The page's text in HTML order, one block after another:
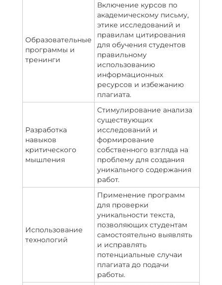
Образовательные
программы и
тренинги
Включение курсов по
академическому письму,
этике исследований и
правилам цитирования
для обучения студентов
правильному
использованию
информационных
ресурсов и избежанию
плагиата.
Разработка
навыков
критического
мышления
Стимулирование анализа
существующих
исследований и
формирование
собственного взгляда на
проблему для создания
уникального содержания
работ.
Использование
технологий
Применение программ
для проверки
уникальности текста,
позволяющих студентам
самостоятельно выявлять
и исправлять
потенциальные случаи
плагиата до подачи
работы.